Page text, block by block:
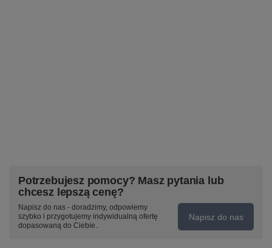
Potrzebujesz pomocy? Masz pytania lub
chcesz lepszą cenę?
Napisz do nas - doradzimy, odpowiemy
szybko i przygotujemy indywidualną ofertę
dopasowaną do Ciebie..
Napisz do nas